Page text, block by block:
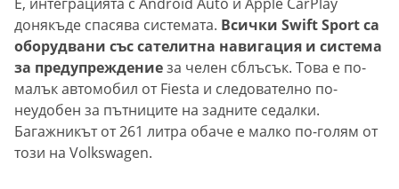
донякъде спасява системата. Всички Swift Sport са
оборудвани със сателитна навигация и система
за предупреждениеза челен сблъсък. Това е по-
малък автомобил от Fiesta и следователно по-
неудобен за пътниците на задните седалки.
Багажникът от 261 литра обаче е малко по-голям от
този на Volkswagen.